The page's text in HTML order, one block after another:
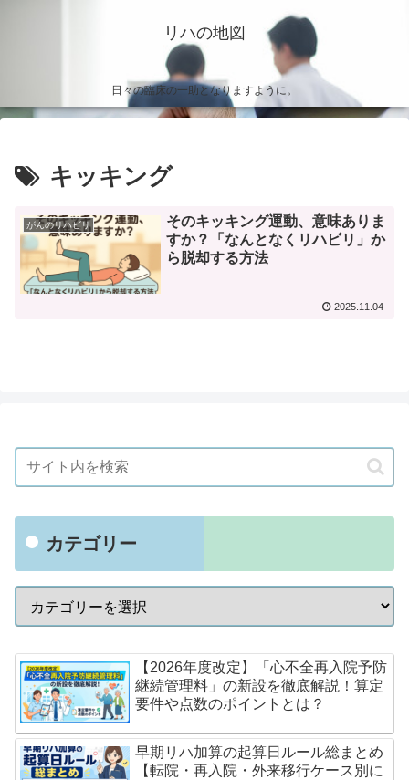
リハの地図
日々の臨床の一助となりますように。
キッキング
がんのリハビリ
そのキッキング運動、意味ありま
すか？「なんとなくリハビリ」か
ら脱却する方法
2025.11.04
カテゴリー
【2026年度改定】「心不全再入院予防
継続管理料」の新設を徹底解説！算定
要件や点数のポイントとは？
早期リハ加算の起算日ルール総まとめ
【転院・再入院・外来移行ケース別に